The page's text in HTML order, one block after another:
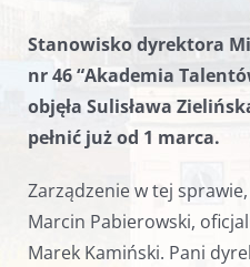
Stanowisko dyrektora
nr 46 “Akademia
objęła Sulisława
pełnić już od 1 marca.
Zarządzenie w tej
Marcin Pabierowski,
Marek Kamiński. Pani